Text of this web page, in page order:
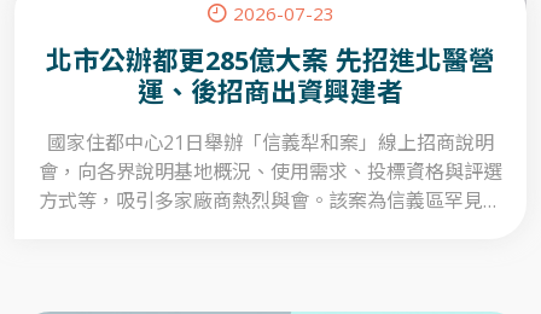
2026-07-23
北市公辦都更285億大案 先招進北醫營
運、後招商出資興建者
國家住都中心21日舉辦「信義犁和案」線上招商說明
會，向各界說明基地概況、使用需求、投標資格與評選
方式等，吸引多家廠商熱烈與會。該案為信義區罕見的